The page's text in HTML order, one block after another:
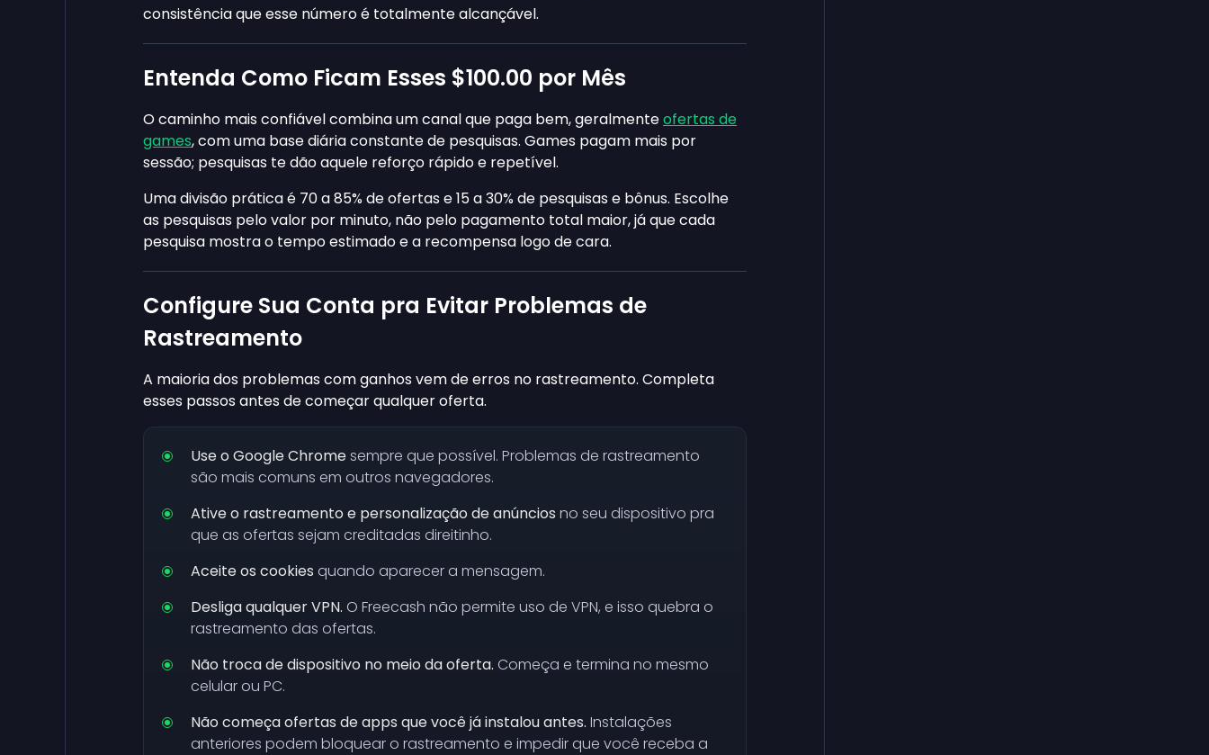
consistência que esse número é totalmente alcançável.
Entenda Como Ficam Esses $100.00 por Mês
O caminho mais confiável combina um canal que paga bem, geralmenteofertas de
games, com uma base diária constante de pesquisas. Games pagam mais por
sessão; pesquisas te dão aquele reforço rápido e repetível.
Uma divisão prática é 70 a 85% de ofertas e 15 a 30% de pesquisas e bônus. Escolhe
as pesquisas pelo valor por minuto, não pelo pagamento total maior, já que cada
pesquisa mostra o tempo estimado e a recompensa logo de cara.
Configure Sua Conta pra Evitar Problemas de
Rastreamento
A maioria dos problemas com ganhos vem de erros no rastreamento. Completa
esses passos antes de começar qualquer oferta.
Use o Google Chromesempre que possível. Problemas de rastreamento
são mais comuns em outros navegadores.
Ative o rastreamento e personalização de anúncios no seu dispositivo pra
que as ofertas sejam creditadas direitinho.
Aceite os cookies quando aparecer a mensagem.
Desliga qualquer VPN. O Freecash não permite uso de VPN, e isso quebra o
rastreamento das ofertas.
Não troca de dispositivo no meio da oferta. Começa e termina no mesmo
celular ou PC.
Não começa ofertas de apps que você já instalou antes. Instalações
anteriores podem bloquear o rastreamento e impedir que você receba a